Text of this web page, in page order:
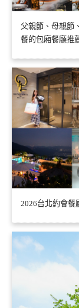
父親節、母親節
餐的包廂餐廳推
2026台北約會餐